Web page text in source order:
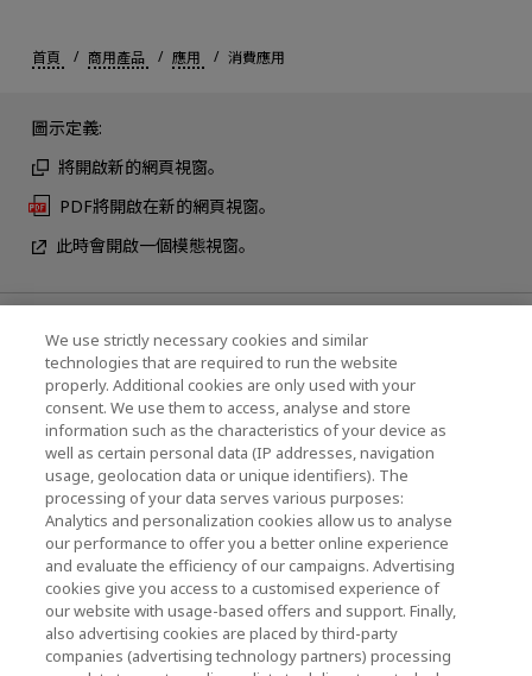
首頁 商用產品 應用 消費應用
圖示定義:
將開啟新的網頁視窗。
PDF將開啟在新的網頁視窗。
此時會開啟一個模態視窗。
最新消息
聯繫我們
KIOXIA Holdings Corporation (企業集團資訊/投
資人關係)
KIOXIA Holdings Corporation Home
投資人關係
We use strictly necessary cookies and similar
technologies that are required to run the website
properly. Additional cookies are only used with your
consent. We use them to access, analyse and store
information such as the characteristics of your device as
well as certain personal data (IP addresses, navigation
usage, geolocation data or unique identifiers). The
processing of your data serves various purposes:
Analytics and personalization cookies allow us to analyse
our performance to offer you a better online experience
and evaluate the efficiency of our campaigns. Advertising
cookies give you access to a customised experience of
our website with usage-based offers and support. Finally,
also advertising cookies are placed by third-party
companies (advertising technology partners) processing